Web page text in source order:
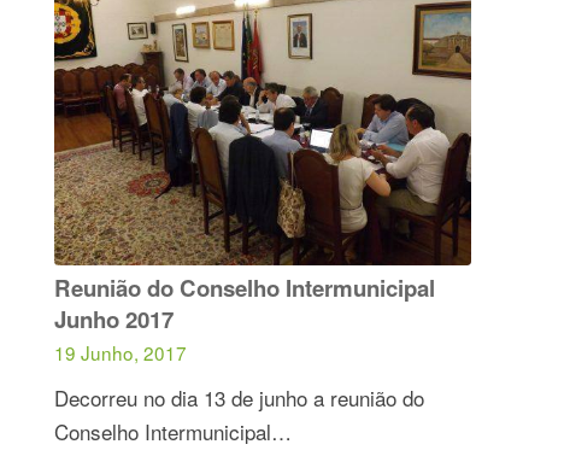
Reunião do Conselho Intermunicipal
Junho 2017
19 Junho, 2017
Decorreu no dia 13 de junho a reunião do
Conselho Intermunicipal…